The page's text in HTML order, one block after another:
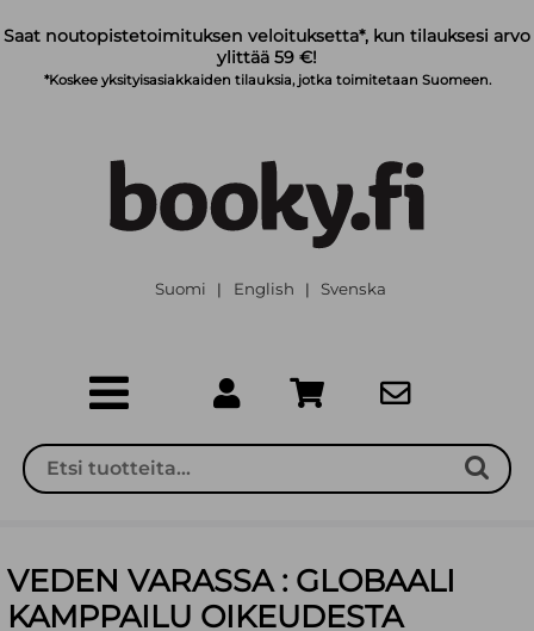
Saat noutopistetoimituksen veloituksetta*, kun tilauksesi arvo
ylittää 59 €!
*Koskee yksityisasiakkaiden tilauksia, jotka toimitetaan Suomeen.
Suomi | English | Svenska
VEDEN VARASSA : GLOBAALI
KAMPPAILU OIKEUDESTA